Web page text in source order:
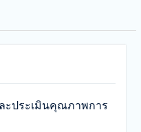
ะประเมินคุณภาพการ